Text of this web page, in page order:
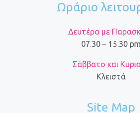
Ωράριο
Δευτέρα με
07.30 – 15.30 pm
Σάββατο και
Κλειστά
Site Map